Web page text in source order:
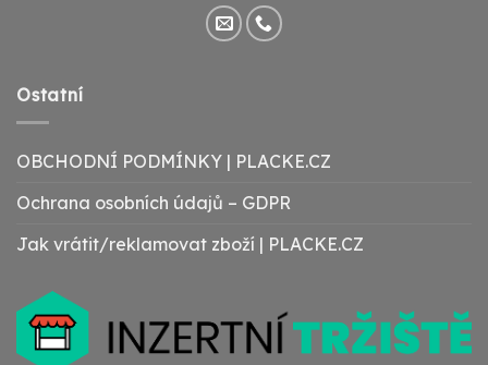
Ostatní
OBCHODNÍ PODMÍNKY | PLACKE.CZ
Ochrana osobních údajů – GDPR
Jak vrátit/reklamovat zboží | PLACKE.CZ